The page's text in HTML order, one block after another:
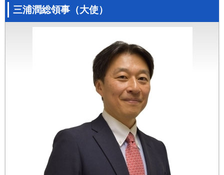
三浦潤総領事（大使）